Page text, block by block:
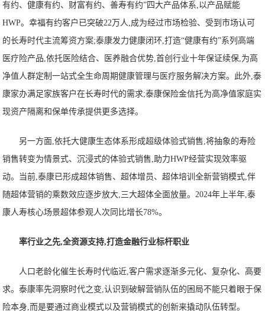
有约、健康有约、财富有约、善寿有约”四大产品体系,以产品赋能
HWP。幸福有约客户已突破22万人,成为经过市场检验、受到市场认可
的长寿时代主流筹资方案;泰康发力健康闭环,打造“健康有约”系列高端
医疗险产品,依托医险结合、医养融合优势,首创行业十年保证续保,为高
净值人群定制一站式全生命周期健康管理与医疗服务解决方案。此外,泰
康家办满足家族客户在长寿时代的需求;泰康保险金信托为高净值家庭实
现资产隔离和保单传承提供更多选择。
另一方面,依托大健康生态体系形成超级体验式销售,将抽象的寿险
销售转变为情景式、沉浸式的体验式销售,助力HWP经营实现效率驱
动。当前,泰康已形成超体销售、超体增员、超体培训全新营销模式,伴
随超体营销的乘数效应逐步放大,三大超体全面放量。2024年上半年,泰
康人寿核心场景超体参观人次同比增长78%。
率行业之先,全资源支持,打造金融行业标杆职业
人口老龄化催生长寿时代临近,客户需求逐渐多元化、复杂化、高要
求。泰康率先洞察时代之变,认识到破解营销队伍的困局不能只着眼于保
险本身,而是要通过商业模式以及营销模式的创新来撬动队伍转型。